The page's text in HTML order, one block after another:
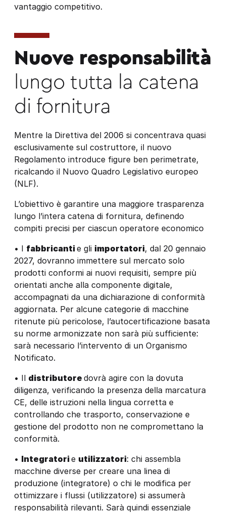
vantaggio competitivo.
Nuove responsabilità
lungo tutta la catena
di fornitura
Mentre la Direttiva del 2006 si concentrava quasi
esclusivamente sul costruttore, il nuovo
Regolamento introduce figure ben perimetrate,
ricalcando il Nuovo Quadro Legislativo europeo
(NLF).
L’obiettivo è garantire una maggiore trasparenza
lungo l’intera catena di fornitura, definendo
compiti precisi per ciascun operatore economico
• I fabbricantie gli importatori, dal 20 gennaio
2027, dovranno immettere sul mercato solo
prodotti conformi ai nuovi requisiti, sempre più
orientati anche alla componente digitale,
accompagnati da una dichiarazione di conformità
aggiornata. Per alcune categorie di macchine
ritenute più pericolose, l’autocertificazione basata
su norme armonizzate non sarà più sufficiente:
sarà necessario l’intervento di un Organismo
Notificato.
• Il distributore dovrà agire con la dovuta
diligenza, verificando la presenza della marcatura
CE, delle istruzioni nella lingua corretta e
controllando che trasporto, conservazione e
gestione del prodotto non ne compromettano la
conformità.
• Integratorie utilizzatori: chi assembla
macchine diverse per creare una linea di
produzione (integratore) o chi le modifica per
ottimizzare i flussi (utilizzatore) si assumerà
responsabilità rilevanti. Sarà quindi essenziale